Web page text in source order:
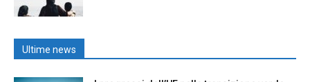
Ultime news